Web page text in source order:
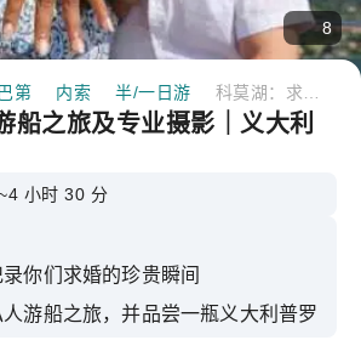
8
第 内索 半/一日游
船之旅及专业摄影｜义大利
小时 30 分
你们求婚的珍贵瞬间
游船之旅，并品尝一瓶义大利普罗